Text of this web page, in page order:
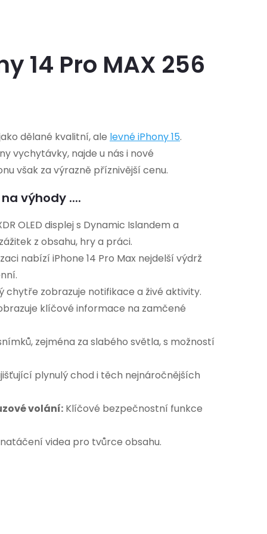
14 Pro MAX 256
dělané kvalitní, ale levné iPhony 15.
vychytávky, najde u nás i nové
však za výrazně příznivější cenu.
výhody ....
OLED displej s Dynamic Islandem a
z obsahu, hry a práci.
nabízí iPhone 14 Pro Max nejdelší výdrž
zobrazuje notifikace a živé aktivity.
klíčové informace na zamčené
zejména za slabého světla, s možností
plynulý chod i těch nejnáročnějších
volání: Klíčové bezpečnostní funkce
videa pro tvůrce obsahu.